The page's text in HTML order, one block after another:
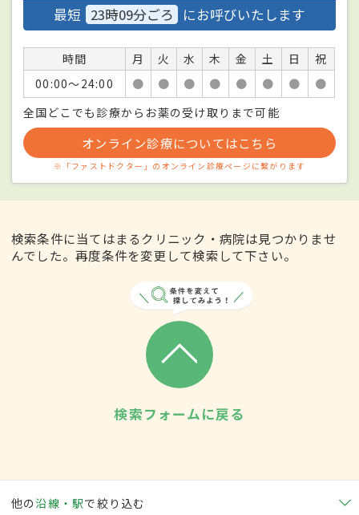
最短 23時09分ごろ にお呼びいたします
時間 月 火 水 木 金 土 日
祝
00:00〜24:00
● ● ● ● ● ● ●
●
全国どこでも診療からお薬の受け取りまで可能
オンライン診療についてはこちら
※「ファストドクター」のオンライン診療ページに繋がります
検索条件に当てはまるクリニック・病院は見つかりませ
んでした。再度条件を変更して検索して下さい。
検索フォームに戻る
他の沿線・駅で絞り込む